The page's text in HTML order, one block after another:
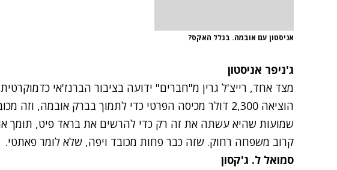
אניסטון עם אובמה. בגלל האקס?
ג'ניפר אניסטון
מצד אחד, רייצ'ל גרין מ"חברים" ידועה בציבור הברנז'אי
הוציאה 2,300 דולר מכיסה הפרטי כדי לתמוך בברק אובמה,
שמועות שהיא עשתה את זה רק כדי להרשים את בראד פיט, תומך
קרוב משפחה רחוק. שזה כבר פחות מכובד ויפה, שלא לומר פאתטי.
סמואל ל. ג'קסון